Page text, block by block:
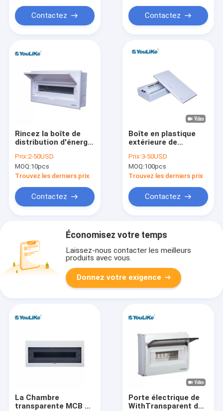
Contactez Contactez
Rincez la boîte de
distribution d'énergie
consommateur de la
manière MCB du
support 21
Prix:2-50USD
MOQ:10pcs
Trouvez les derniers prix
Contactez
Boîte en plastique
extérieure de
de 21 modules de
porte de boîte
blanche de PVC Mcb
Prix:3-50USD
MOQ:100pcs
Trouvez les derniers prix
Contactez
Économisez votre temps
Laissez-nous contacter les meilleurs
produits avec vous.
Donnez votre exigence
La Chambre
transparente MCB de
Porte électrique de
WithTransparent de